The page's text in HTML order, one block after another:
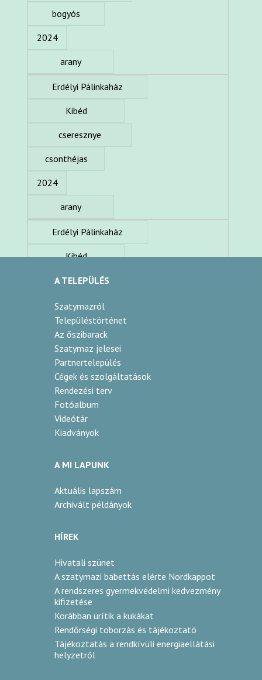
bogyós
2024
arany
Erdélyi Pálinkaház
Kibéd
cseresznye
csonthéjas
2024
arany
Erdélyi Pálinkaház
Kibéd
kökény
vadontermő
2024
arany
Feketics László
Káposztásszentmiklós
törköly
arany
körte
almatermésűek
2024
arany
A TELEPÜLÉS
Szatymazról
Településtörténet
Az őszibarack
Szatymaz jelesei
Partnertelepülés
Cégek és szolgáltatások
Rendezési terv
Fotóalbum
Videótár
Kiadványok
A MI LAPUNK
Aktuális lapszám
Archivált példányok
HÍREK
Hivatali szünet
A szatymazi babettás elérte Nordkappot
A rendszeres gyermekvédelmi kedvezmény
kifizetése
Korábban ürítik a kukákat
Rendőrségi toborzás és tájékoztató
Tájékoztatás a rendkívüli energiaellátási
helyzetről